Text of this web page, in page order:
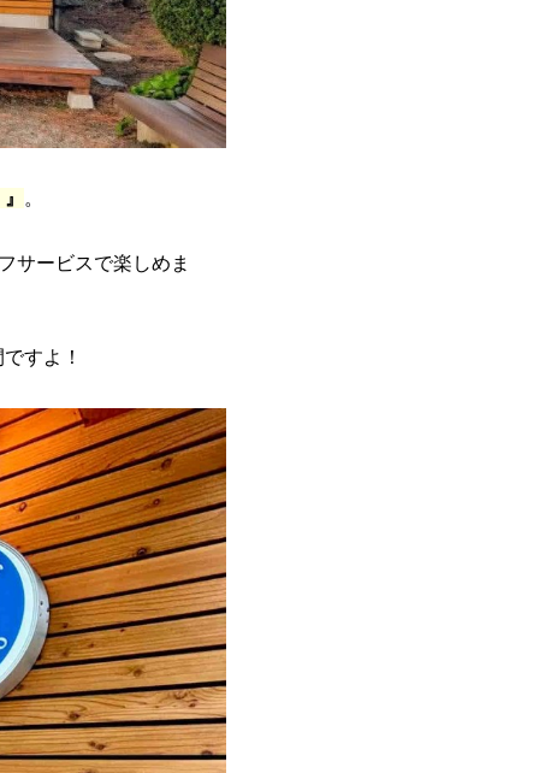
。
サービスで楽しめま
すよ！